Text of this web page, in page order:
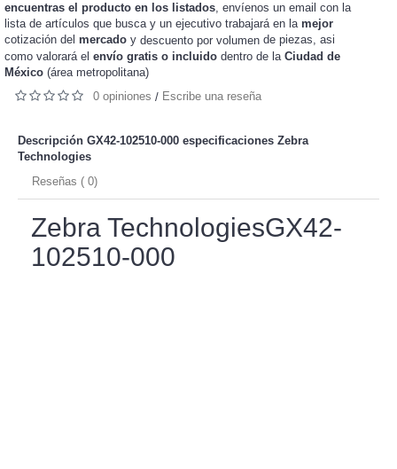
encuentras el producto en los listados, envíenos un email con la
lista de artículos que busca y un ejecutivo trabajará en la mejor
cotización del mercado y descuento por volumen de piezas, asi
como valorará el envío gratis o incluido dentro de la Ciudad de
México (área metropolitana)
0 opiniones / Escribe una reseña
Descripción GX42-102510-000 especificaciones Zebra
Technologies
Reseñas ( 0)
Zebra TechnologiesGX42-
102510-000